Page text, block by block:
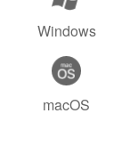
Windows
macOS